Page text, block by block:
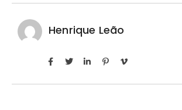
Henrique Leão